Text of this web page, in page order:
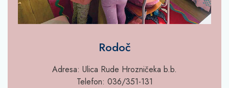
Rodoč
Adresa: Ulica Rude Hrozničeka b.b.
Telefon: 036/351-131